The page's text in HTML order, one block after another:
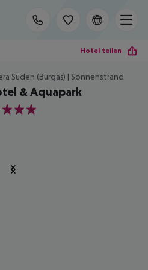
Hotel teilen
Süden (Burgas) | Sonnenstrand
& Aquapark